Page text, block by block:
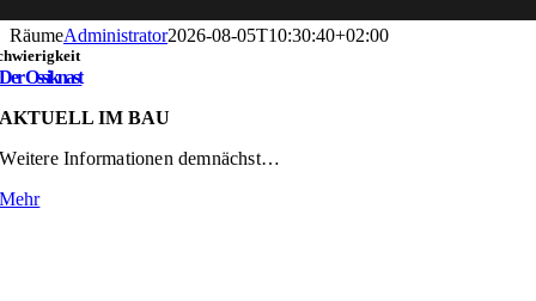
RäumeAdministrator2026-08-05T10:30:40+02:00
Der Ossiknast
AKTUELL IM BAU
Weitere Informationen demnächst…
Mehr